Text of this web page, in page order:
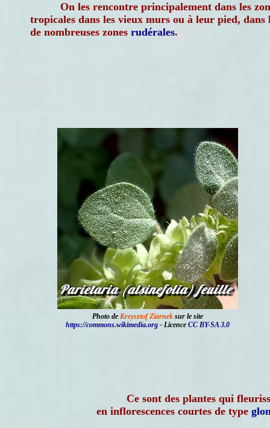
On les rencontre principalement dans les
tropicales dans les vieux murs ou à leur pied, dans
de nombreuses zones rudérales.
Photo de Krzysztof Ziarnek sur le site
https://commons.wikimedia.org - Licence CC BY-SA 3.0
Ce sont des plantes qui
en inflorescences courtes de type